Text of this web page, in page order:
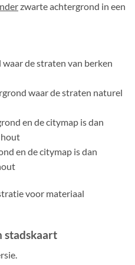
zwarte achtergrond in een
de straten van berken
waar de straten naturel
en de citymap is dan
hout
en de citymap is dan
voor materiaal
stadskaart